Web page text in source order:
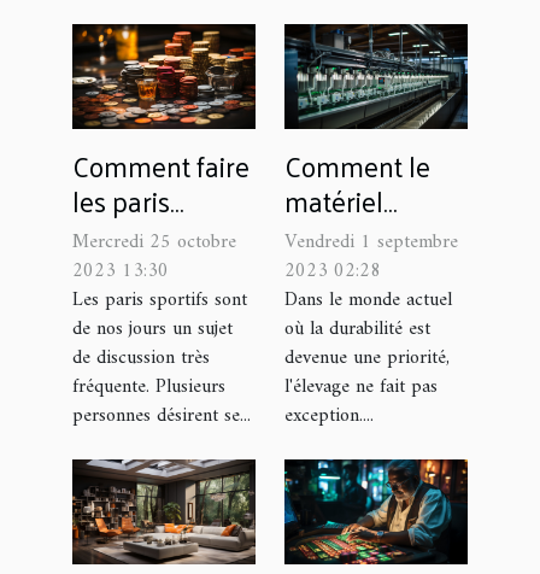
Comment faire
les paris
sportifs ?
Mercredi 25 octobre
2023 13:30
Les paris sportifs sont
de nos jours un sujet
de discussion très
fréquente. Plusieurs
personnes désirent se...
Comment le
matériel
d'élevage aide
à la durabilité
Vendredi 1 septembre
2023 02:28
Dans le monde actuel
où la durabilité est
devenue une priorité,
l'élevage ne fait pas
exception....